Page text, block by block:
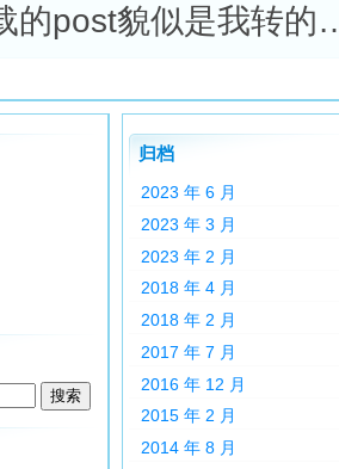
的post貌似是我转的
归档
2023 年 6 月
2023 年 3 月
2023 年 2 月
2018 年 4 月
2018 年 2 月
2017 年 7 月
2016 年 12 月
2015 年 2 月
2014 年 8 月